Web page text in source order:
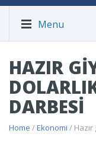
Menu
HAZIR
DARBESI
Home /Ekonomi /